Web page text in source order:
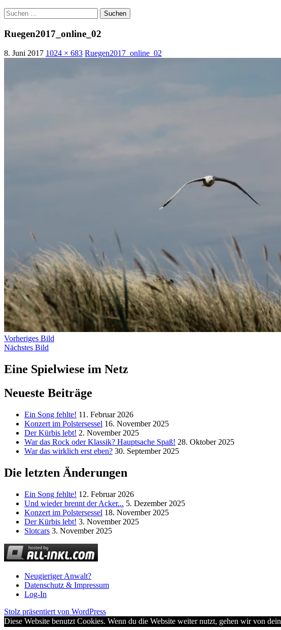
Suchen
nach:
Ruegen2017_online_02
8. Juni 2017 1024 × 683 Ruegen2017_online_02
Vorheriges Bild
Nächstes Bild
Eine Spielwiese im Netz
Neueste Beiträge
Ein Song fehlte! 11. Februar 2026
Konzert im Polstersessel 16. November 2025
Der Kürbis lebt! 2. November 2025
War das Rock oder Klassik? Hauptsache Spaß! 28. Oktober 2025
War das wirklich erst eben? 30. September 2025
Die letzten Änderungen
Ein Song fehlte! 12. Februar 2026
Und wieder brennt der Acker... 5. Dezember 2025
Konzert im Polstersessel 18. November 2025
Der Kürbis lebt! 3. November 2025
Slotcars 3. November 2025
Neugieriger Anwalt?
Datenschutz & Impressum
Log-In
Stolz präsentiert von WordPress
Diese Website benutzt Cookies. Wenn du die Website weiter nutzt, gehen wir von